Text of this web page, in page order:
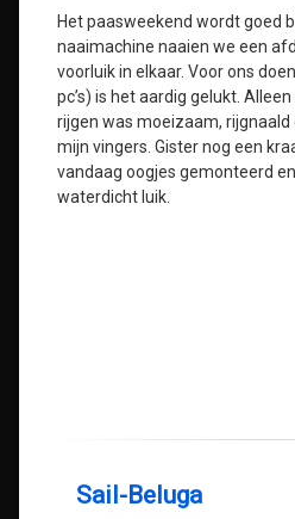
Het paasweekend wordt goed
naaimachine naaien we een
voorluik in elkaar. Voor ons
pc’s) is het aardig gelukt.
rijgen was moeizaam, rijgnaald
mijn vingers. Gister nog een
vandaag oogjes gemonteerd
waterdicht luik.
Sail-Beluga